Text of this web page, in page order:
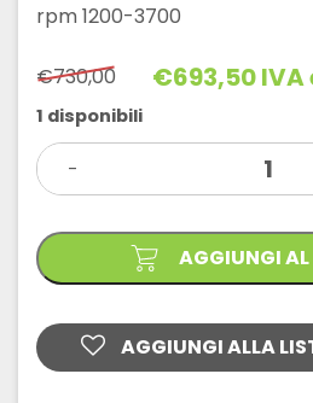
rpm 1200-3700
€730,00
Il
prezzo
originale
era:
€730,00.
€693,50
Il
prezzo
attuale
è:
€693,50.
IVA
1 disponibili
-
SMERIGLIATRICE
12-
100
WET
quantitàAGGIUNGI AL
AGGIUNGI ALLA